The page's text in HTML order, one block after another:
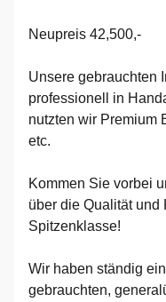
Neupreis 42,500,-
Unsere gebrauchten
professionell in
nutzten wir Premium
etc.
Kommen Sie vorbei
über die Qualität und
Spitzenklasse!
Wir haben ständig
gebrauchten,